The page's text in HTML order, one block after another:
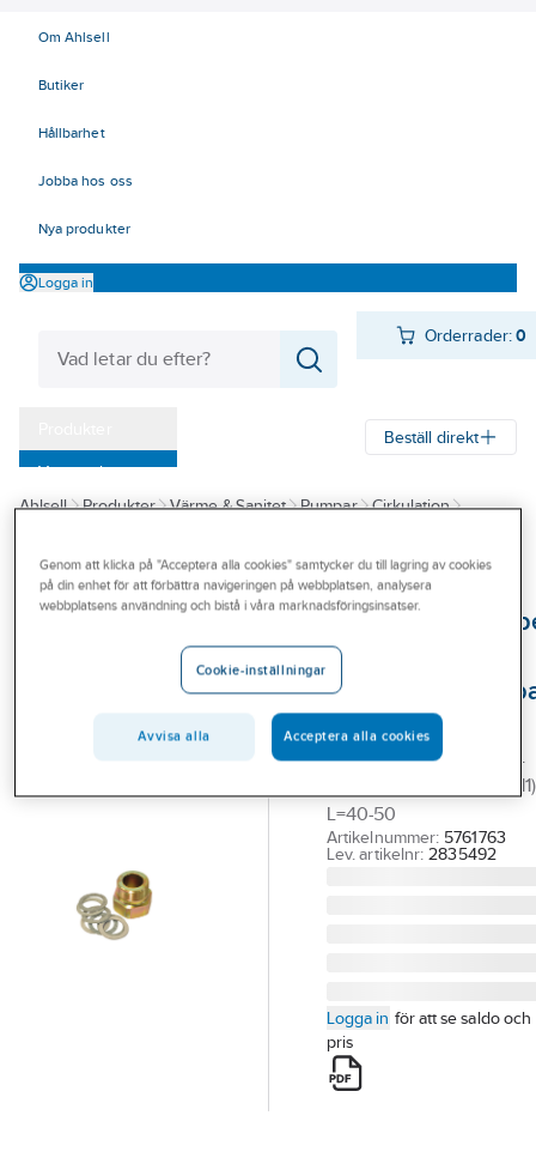
Om Ahlsell
Butiker
Hållbarhet
Jobba hos oss
Nya produkter
Logga in
Orderrader:0
Varumärken
Kampanjer
Outlet
Branscher
Beställ direkt
Ahlsell Produkter Värme & Sanitet Pumpar
Cirkulation
WILO
vid utbyte av
Wilo
FÖRLÄNGNINGSNIPPEL
PERFECTA DN40(6211511)
L=40-50
Artikelnummer: 5761763
Lev. artikelnr: 2835492
Logga in för att se saldo och
pris
Genom att klicka på "Acceptera alla cookies" samtycker du till lagring av cookies
på din enhet för att förbättra navigeringen på webbplatsen, analysera
webbplatsens användning och bistå i våra marknadsföringsinsatser.
Cookie-inställningar
Avvisa alla Acceptera alla cookies